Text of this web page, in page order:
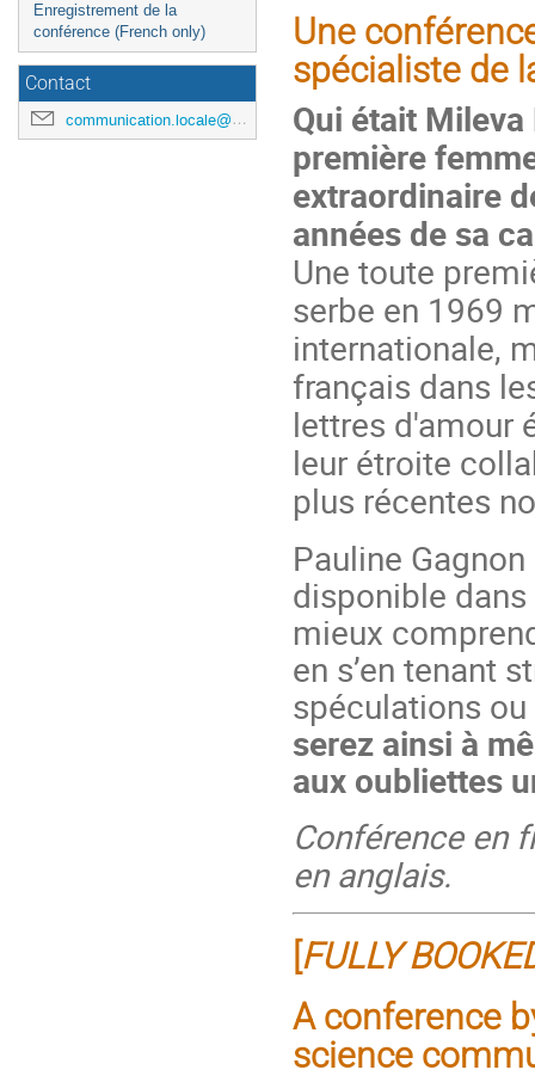
Enregistrement de la
conférence (French only)
Contact
communication.locale@cern.ch
Une
spécialiste de
Qui était
première
extraordinaire
années de sa
Une toute
serbe en 1969
internationale,
français dans
lettres d'amour
leur étroite
plus récentes
Pauline
disponible
mieux
en s’en tenant
spéculations
serez ainsi à
aux oubliettes
Conférence en
en anglais.
[FULLY
A conference
science